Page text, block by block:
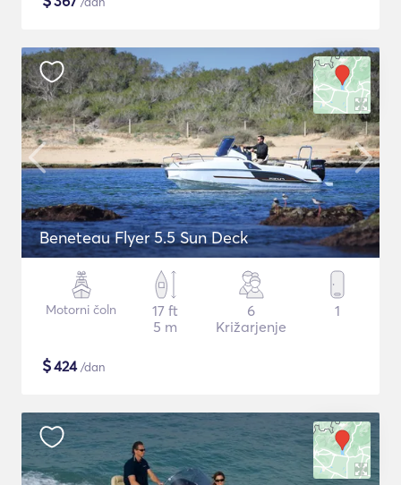
Beneteau Flyer 5.5 Sun Deck
Motorni čoln
17 ft
5 m
6
Križarjenje
1
$424/dan